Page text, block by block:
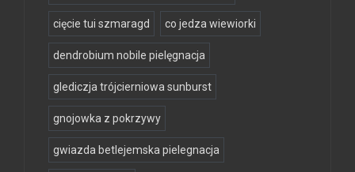
cięcie tui szmaragd co jedza wiewiorki
dendrobium nobile pielęgnacja
glediczja trójcierniowa sunburst
gnojowka z pokrzywy
gwiazda betlejemska pielegnacja